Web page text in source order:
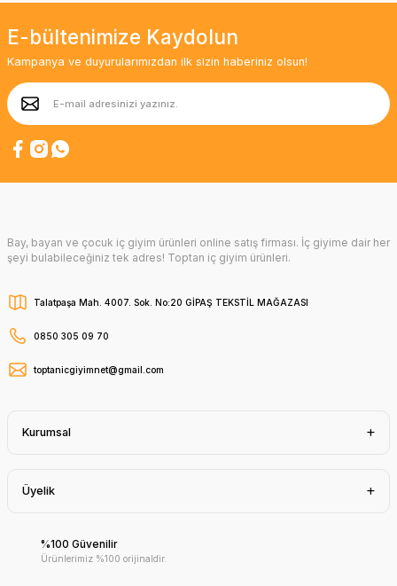
E-bültenimize Kaydolun
Kampanya ve duyurularımızdan ilk sizin haberiniz olsun!
Bay, bayan ve çocuk iç giyim ürünleri online satış firması. İç giyime dair her
şeyi bulabileceğiniz tek adres! Toptan iç giyim ürünleri.
Talatpaşa Mah. 4007. Sok. No:20 GİPAŞ TEKSTİL MAĞAZASI
0850 305 09 70
toptanicgiyimnet@gmail.com
Kurumsal
Üyelik
%100 Güvenilir
Ürünlerimiz %100 orijinaldir.